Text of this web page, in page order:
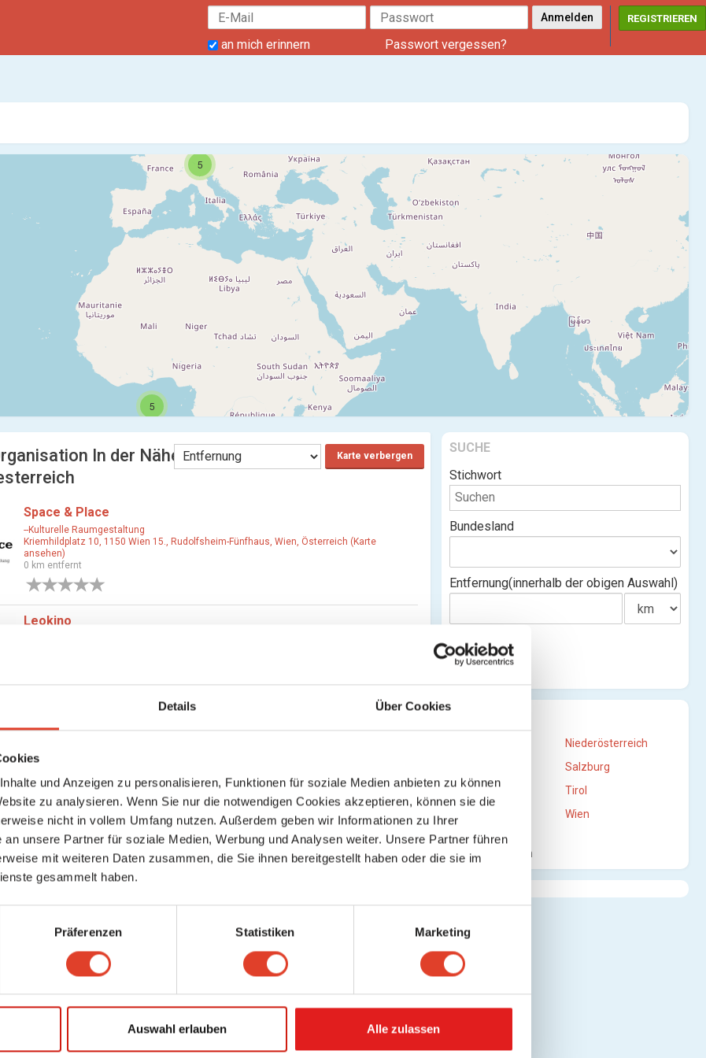
Details Über Cookies
und Anzeigen zu personalisieren, Funktionen für soziale Medien anbieten zu können
zu analysieren. Wenn Sie nur die notwendigen Cookies akzeptieren, können sie die
nicht in vollem Umfang nutzen. Außerdem geben wir Informationen zu Ihrer
an unsere Partner für soziale Medien, Werbung und Analysen weiter. Unsere Partner führen
mit weiteren Daten zusammen, die Sie ihnen bereitgestellt haben oder die sie im
gesammelt haben.
Präferenzen Statistiken Marketing
Auswahl erlauben Alle zulassen
an mich erinnern Passwort vergessen?
REGISTRIEREN
5
5
SUCHE
Stichwort
Bundesland
Entfernung(innerhalb der obigen Auswahl)
STANDORTE
Niederösterreich
Salzburg
Steiermark
Tirol
Wien
Mehr anzeigen
In der Nähe
Karte verbergen
Space & Place
--Kulturelle Raumgestaltung
Kriemhildplatz 10, 1150 Wien 15., Rudolfsheim-Fünfhaus, Wien, Österreich (Karte
ansehen)
0 km entfernt
Leokino
0 Bewertungen
0 km entfernt
0 Bewertungen
Culinarius
Gastronomie
Singerstraße 27, 1010 Wien 1., Innere Stadt, Wien, Österreich (Karte ansehen)
0 km entfernt
0 Bewertungen
Kulturverein
0 km entfernt
Achgasse 11, 6900 Bregenz, Vorarlberg, Österreich (Karte ansehen)